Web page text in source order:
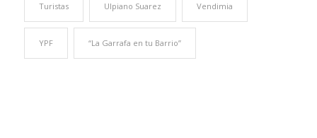
Turistas Ulpiano Suarez Vendimia
YPF “La Garrafa en tu Barrio”